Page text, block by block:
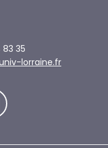
35
lorraine.fr